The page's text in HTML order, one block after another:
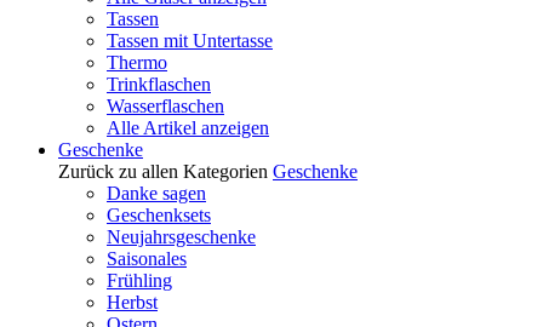
Tassen
Tassen mit Untertasse
Thermo
Trinkflaschen
Wasserflaschen
Alle Artikel anzeigen
Geschenke
Zurück zu allen Kategorien Geschenke
Danke sagen
Geschenksets
Neujahrsgeschenke
Saisonales
Frühling
Herbst